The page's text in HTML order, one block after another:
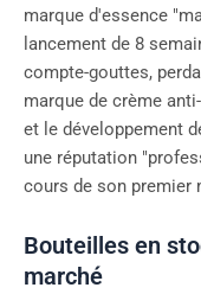
marque d'essence
lancement de 8
compte-gouttes,
marque de crème
et le développement
une réputation
cours de son premier
Bouteilles en
marché